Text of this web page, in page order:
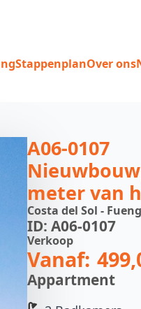
StappenplanOver ons
A06-0107
meter van
Costa del Sol -
ID: A06-0107
Verkoop
Vanaf:
Appartment